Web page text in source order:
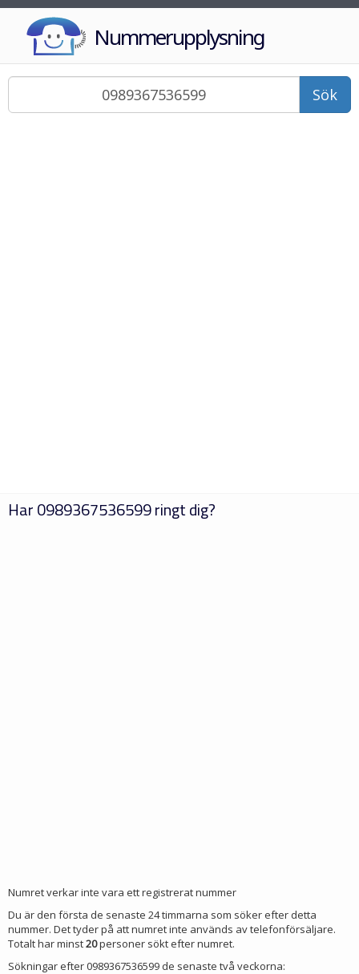
Nummerupplysning
Sök
Har0989367536599ringt dig?
Numret verkar inte vara ett registrerat nummer
Du är den första de senaste 24 timmarna som söker efter detta
nummer. Det tyder på att numret inte används av telefonförsäljare.
Totalt har minst20personer sökt efter numret.
Sökningar efter 0989367536599 de senaste två veckorna: